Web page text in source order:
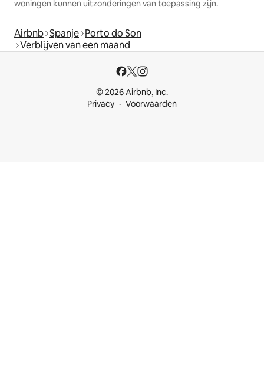
woningen kunnen uitzonderingen van toepassing zijn.
Airbnb Spanje Porto do Son
Verblijven van een maand
© 2026 Airbnb, Inc.
Privacy
Voorwaarden